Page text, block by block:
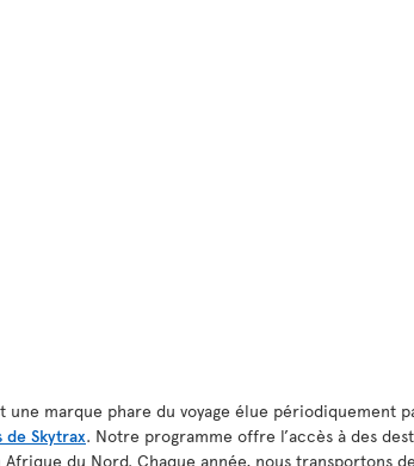
marque phare du voyage élue périodiquement
Skytrax. Notre programme offre l’accès à des
du Nord. Chaque année, nous transportons